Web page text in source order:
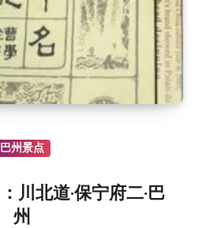
巴州景点
川北道·保宁府二·巴
州